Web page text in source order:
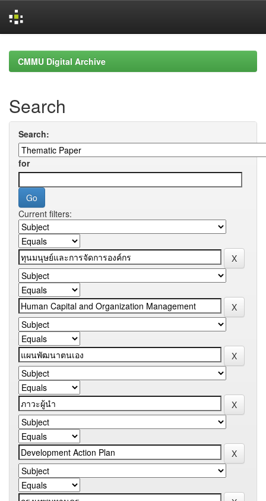
navigationCMMU Digital Archive
Search
Search:
for
Current filters: